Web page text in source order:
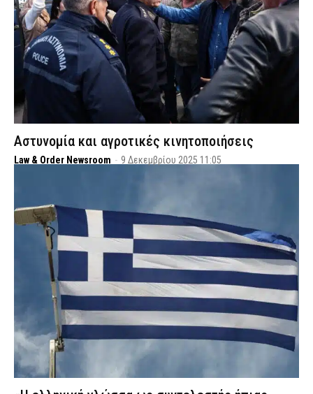
Αστυνομία και αγροτικές κινητοποιήσεις
Law & Order Newsroom - 9 Δεκεμβρίου 2025 11:05